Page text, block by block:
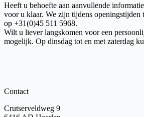
Heeft u behoefte aan aanvullende
voor u klaar. We zijn tijdens openingstijden
op +31(0)45 511 5968.
Wilt u liever langskomen voor een
mogelijk. Op dinsdag tot en met zaterdag
Contact
Crutserveldweg 9